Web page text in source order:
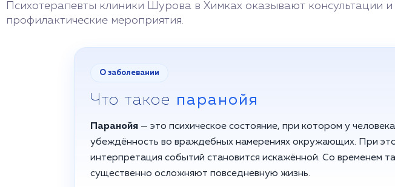
Психотерапевты клиники Шурова в Химках оказывают консультации
профилактические мероприятия.
О заболевании
Что такое паранойя
Паранойя — это психическое состояние, при котором у
убеждённость во враждебных намерениях окружающих. При
интерпретация событий становится искажённой. Со временем
существенно осложняют повседневную жизнь.